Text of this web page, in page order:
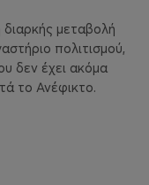
μεταβολή
πολιτισμού,
δεν έχει ακόμα
το Ανέφικτο.